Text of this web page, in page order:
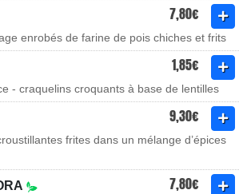
7,80€
enrobés de farine de pois chiches et frits
1,85€
- craquelins croquants à base de lentilles
9,30€
frites dans un mélange d’épices
7,80€